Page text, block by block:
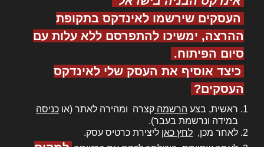
העסקים שירשמו לאינדקס בתקופת
ההרצה, ימשיכו להתפרסם ללא עלות עם
סיום הפיתוח.
כיצד אוסיף את העסק שלי לאינדקס
העסקים?
ראשית, בצע הרשמה קצרה ומהירה לאתר (או כניסה
במידה ונרשמת בעבר).
לאחר מכן, לחץ כאן ליצירת כרטיס עסק.